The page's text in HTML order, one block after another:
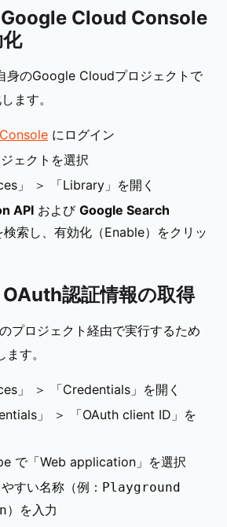
Cloud Console
身のGoogle Cloudプロジェクトで
ます。
にログイン
ェクトを選択
」 ＞ 「Library」を開く
API および Google Search
検索し、有効化（Enable）をクリッ
認証情報の取得
プロジェクト経由で実行するため
す。
」 ＞ 「Credentials」を開く
」 ＞ 「OAuth client ID」を
で「Web application」を選択
すい名称（例： Playground
）を入力